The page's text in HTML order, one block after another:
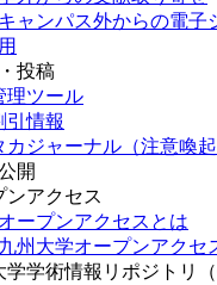
キャンパス外からの電子
用
投稿
理ツール
引情報
カジャーナル（注意喚起
開
ンアクセス
オープンアクセスとは
九州大学オープンアクセ
学学術情報リポジトリ（